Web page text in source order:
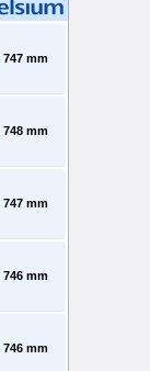
747 mm
748 mm
747 mm
746 mm
746 mm